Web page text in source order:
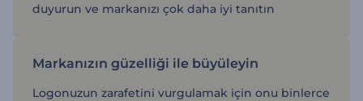
duyurun ve markanızı çok daha iyi tanıtın
Markanızın güzelliği ile büyüleyin
Logonuzun zarafetini vurgulamak için onu binlerce